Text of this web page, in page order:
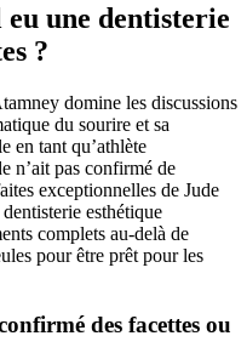
une dentisterie
?
domine les discussions
du sourire et sa
en tant qu’athlète
n’ait pas confirmé de
exceptionnelles de Jude
esthétique
complets au-delà de
pour être prêt pour les
des facettes ou